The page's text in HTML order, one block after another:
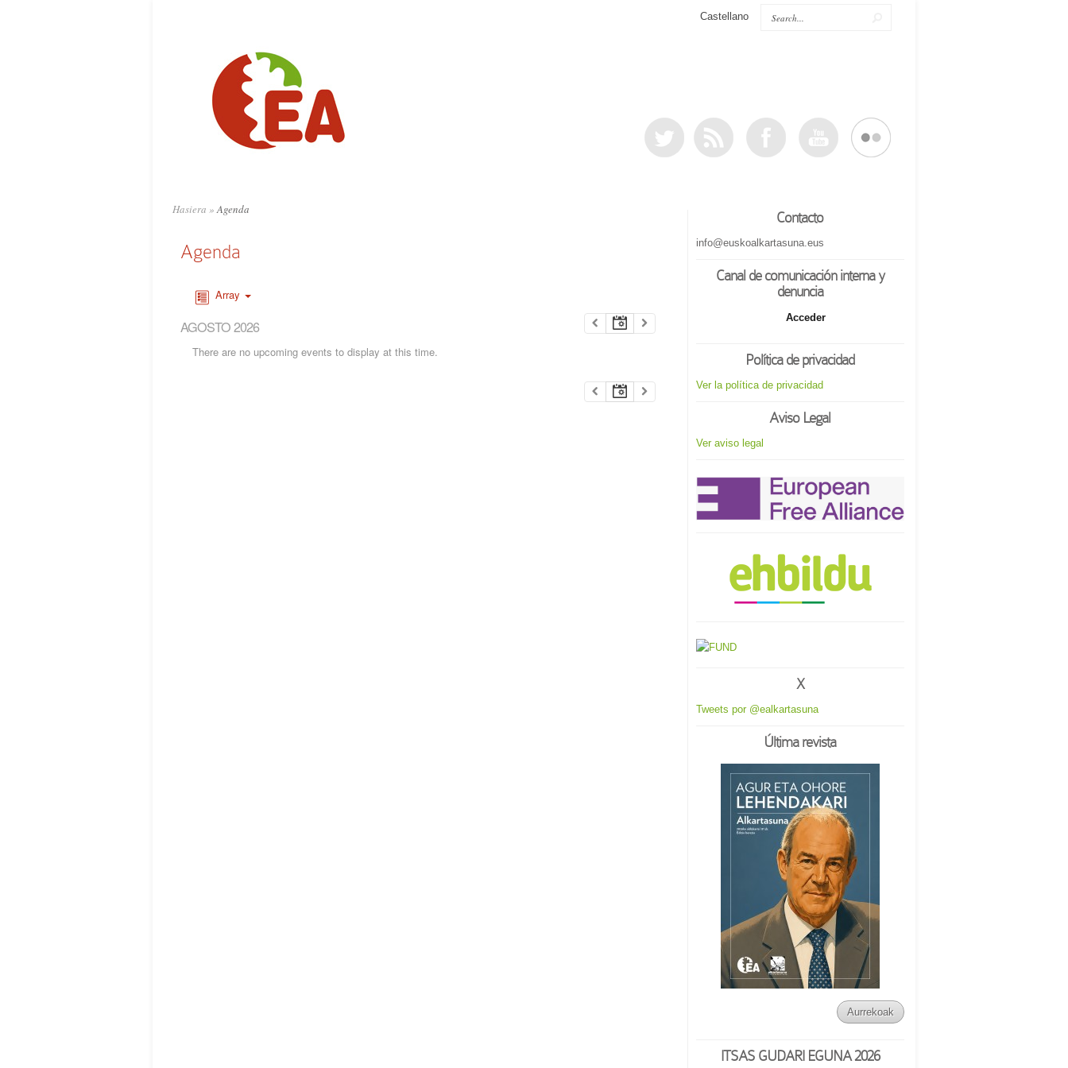
Castellano
Hasiera »Agenda
Agenda
Array
AGOSTO 2026
There are no upcoming events to display at this time.
Contacto
info@euskoalkartasuna.eus
Canal de comunicación interna y
denuncia
Acceder
Política de privacidad
Ver la política de privacidad
Aviso Legal
Ver aviso legal
X
Tweets por @ealkartasuna
Última revista
Aurrekoak
ITSAS GUDARI EGUNA 2026